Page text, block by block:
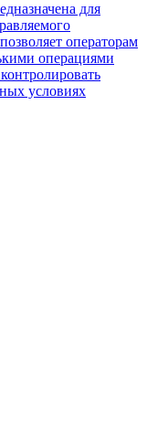
для
операторам
операциями
условиях